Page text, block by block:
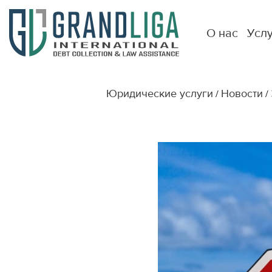
О нас
Юридические услуги / Новости /